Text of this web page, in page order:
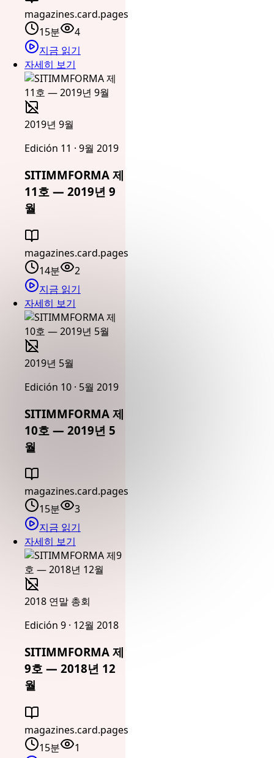
magazines.card.pages
15분
4
지금 읽기
자세히 보기
2019년 9월
Edición 11 · 9월 2019
SITIMMFORMA 제
11호 — 2019년 9
월
magazines.card.pages
14분
2
지금 읽기
자세히 보기
2019년 5월
Edición 10 · 5월 2019
SITIMMFORMA 제
10호 — 2019년 5
월
magazines.card.pages
15분
3
지금 읽기
자세히 보기
2018 연말 총회
Edición 9 · 12월 2018
SITIMMFORMA 제
9호 — 2018년 12
월
magazines.card.pages
15분
1